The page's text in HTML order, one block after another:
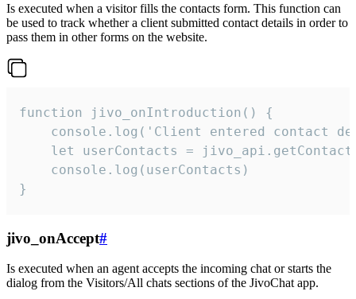
Is executed when a visitor fills the contacts form. This function can
be used to track whether a client submitted contact details in order to
pass them in other forms on the website.
function jivo_onIntroduction() {
console.log('Client entered contact
let userContacts =
    console.log(userContacts)
}
jivo_onAccept#
Is executed when an agent accepts the incoming chat or starts the
dialog from the Visitors/All chats sections of the JivoChat app.